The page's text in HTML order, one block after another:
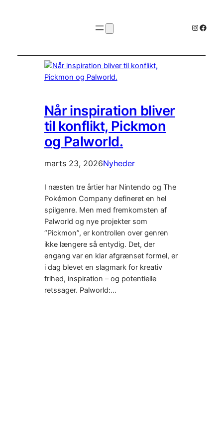
Når inspiration bliver
til konflikt, Pickmon
og Palworld.
marts 23, 2026Nyheder
I næsten tre årtier har Nintendo og The
Pokémon Company defineret en hel
spilgenre. Men med fremkomsten af
Palworld og nye projekter som
“Pickmon”, er kontrollen over genren
ikke længere så entydig. Det, der
engang var en klar afgrænset formel, er
i dag blevet en slagmark for kreativ
frihed, inspiration – og potentielle
retssager. Palworld:…